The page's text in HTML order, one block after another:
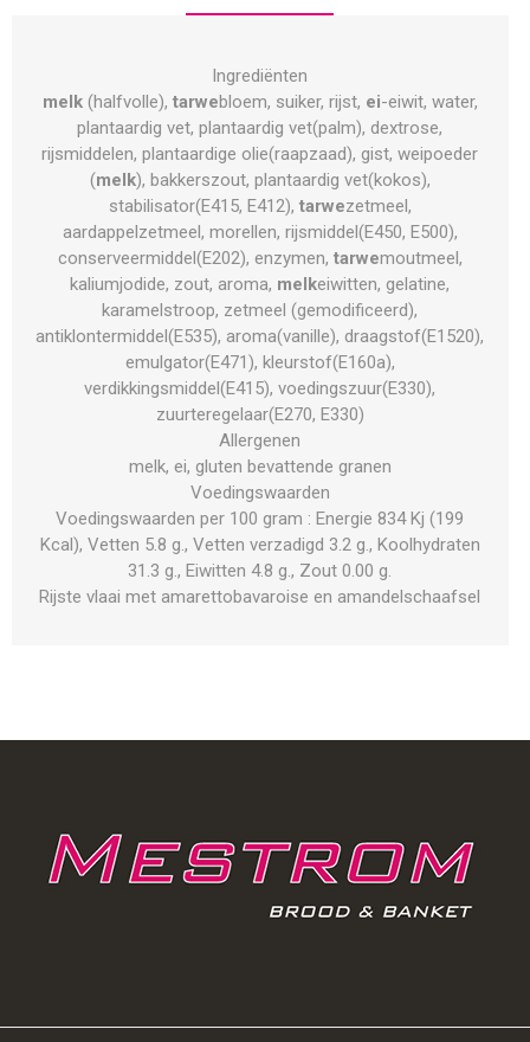
Ingrediënten
melk(halfvolle), tarwebloem, suiker, rijst, ei-eiwit, water,
plantaardig vet, plantaardig vet(palm), dextrose,
rijsmiddelen, plantaardige olie(raapzaad), gist, weipoeder
(melk), bakkerszout, plantaardig vet(kokos),
stabilisator(E415, E412), tarwezetmeel,
aardappelzetmeel, morellen, rijsmiddel(E450, E500),
conserveermiddel(E202), enzymen, tarwemoutmeel,
kaliumjodide, zout, aroma, melkeiwitten, gelatine,
karamelstroop, zetmeel (gemodificeerd),
antiklontermiddel(E535), aroma(vanille), draagstof(E1520),
emulgator(E471), kleurstof(E160a),
verdikkingsmiddel(E415), voedingszuur(E330),
zuurteregelaar(E270, E330)
Allergenen
melk, ei, gluten bevattende granen
Voedingswaarden
Voedingswaarden per 100 gram : Energie 834 Kj (199
Kcal), Vetten 5.8 g., Vetten verzadigd 3.2 g., Koolhydraten
31.3 g., Eiwitten 4.8 g., Zout 0.00 g.
Rijste vlaai met amarettobavaroise en amandelschaafsel